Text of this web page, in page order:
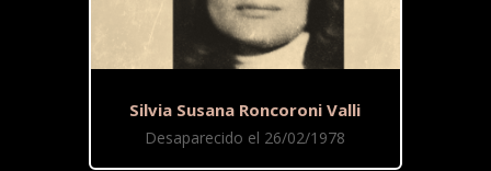
Silvia Susana Roncoroni Valli
Desaparecido el 26/02/1978